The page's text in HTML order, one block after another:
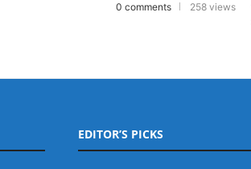
0 comments 258 views
EDITOR’S PICKS